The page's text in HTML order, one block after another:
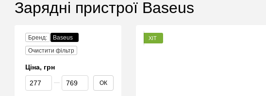
Зарядні пристрої Baseus
ХІТ
Бренд:
Baseus
Очистити фільтр
Ціна, грн
Від Ціна, грн
До Ціна, грн ОК